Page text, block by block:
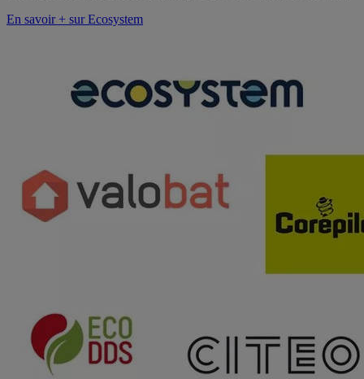
En savoir + sur Ecosystem